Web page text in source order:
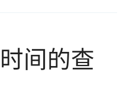
间的查